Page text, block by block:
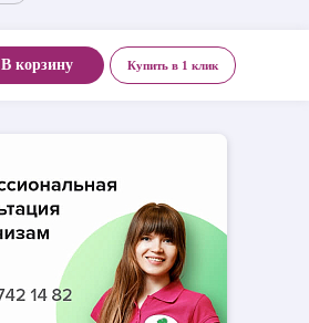
В корзину Купить в 1 клик